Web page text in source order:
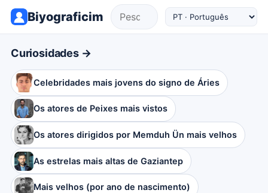
Biyograficim
Curiosidades →
Celebridades mais jovens do signo de Áries
Os atores de Peixes mais vistos
Os atores dirigidos por Memduh Ün mais velhos
As estrelas mais altas de Gaziantep
Mais velhos (por ano de nascimento)